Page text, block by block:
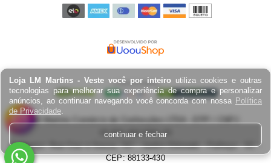
Loja LM Martins - Veste você por inteiro utiliza cookies e outras
tecnologias para melhorar sua experiência de compra e personalizar
anúncios, ao continuar navegando você concorda com nossa Política
de Privacidade
continuar e fechar
03.823.403.0001-29
Endereço: Rua Cruz e Souza, 767 - Jardim Eldorado - Palhoça - SC -
CEP: 88133-430